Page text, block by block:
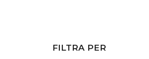
FILTRA PER